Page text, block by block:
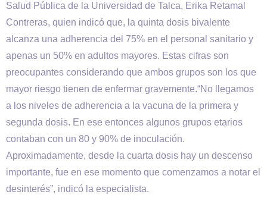
Salud Pública de la Universidad de Talca, Erika Retamal
Contreras, quien indicó que, la quinta dosis bivalente
alcanza una adherencia del 75% en el personal sanitario y
apenas un 50% en adultos mayores. Estas cifras son
preocupantes considerando que ambos grupos son los que
mayor riesgo tienen de enfermar gravemente.“No llegamos
a los niveles de adherencia a la vacuna de la primera y
segunda dosis. En ese entonces algunos grupos etarios
contaban con un 80 y 90% de inoculación.
Aproximadamente, desde la cuarta dosis hay un descenso
importante, fue en ese momento que comenzamos a notar el
desinterés”, indicó la especialista.